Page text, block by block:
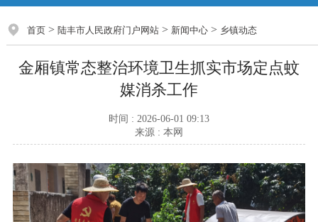
首页> 陆丰市人民政府门户网站> 新闻中心> 乡镇动态
金厢镇常态整治环境卫生抓实市场定点蚊
媒消杀工作
时间 : 2026-06-01 09:13
来源 : 本网